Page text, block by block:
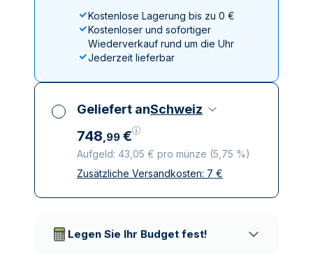
Kostenlose Lagerung bis zu 0 €
Kostenloser und sofortiger
Wiederverkauf rund um die Uhr
Jederzeit lieferbar
Geliefert anSchweiz
748,99 €
Aufgeld: 43,05 € pro münze (5,75 %)
Alle Steuern inbegriffen
Zusätzliche Versandkosten: 7 €
Legen Sie Ihr Budget fest!